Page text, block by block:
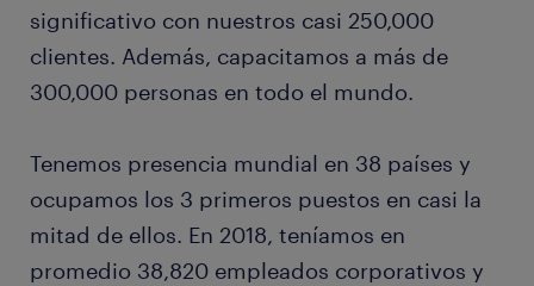
significativo con nuestros casi 250,000
clientes. Además, capacitamos a más de
300,000 personas en todo el mundo.
Tenemos presencia mundial en 38 países y
ocupamos los 3 primeros puestos en casi la
mitad de ellos. En 2018, teníamos en
promedio 38,820 empleados corporativos y